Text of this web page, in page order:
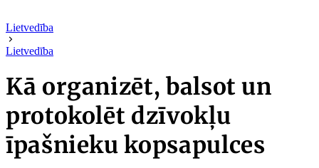
Lietvedība
Lietvedība
Kā organizēt, balsot un
protokolēt dzīvokļu
īpašnieku kopsapulces